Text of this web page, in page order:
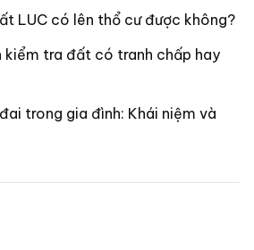
LUC có lên thổ cư được không?
kiểm tra đất có tranh chấp hay
trong gia đình: Khái niệm và